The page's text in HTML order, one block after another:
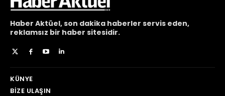
Haber Aktüel,son dakika haberler servis eden,
reklamsız bir haber sitesidir.
KÜNYE
BIZE ULAŞIN